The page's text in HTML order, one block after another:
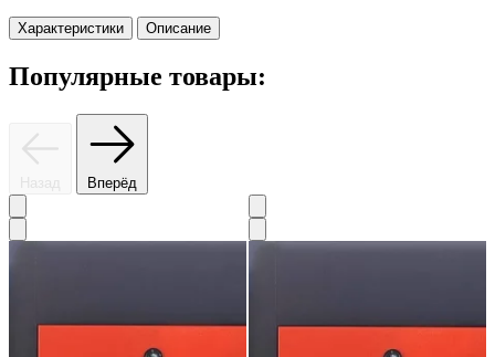
Характеристики Описание
Популярные товары:
Назад Вперёд